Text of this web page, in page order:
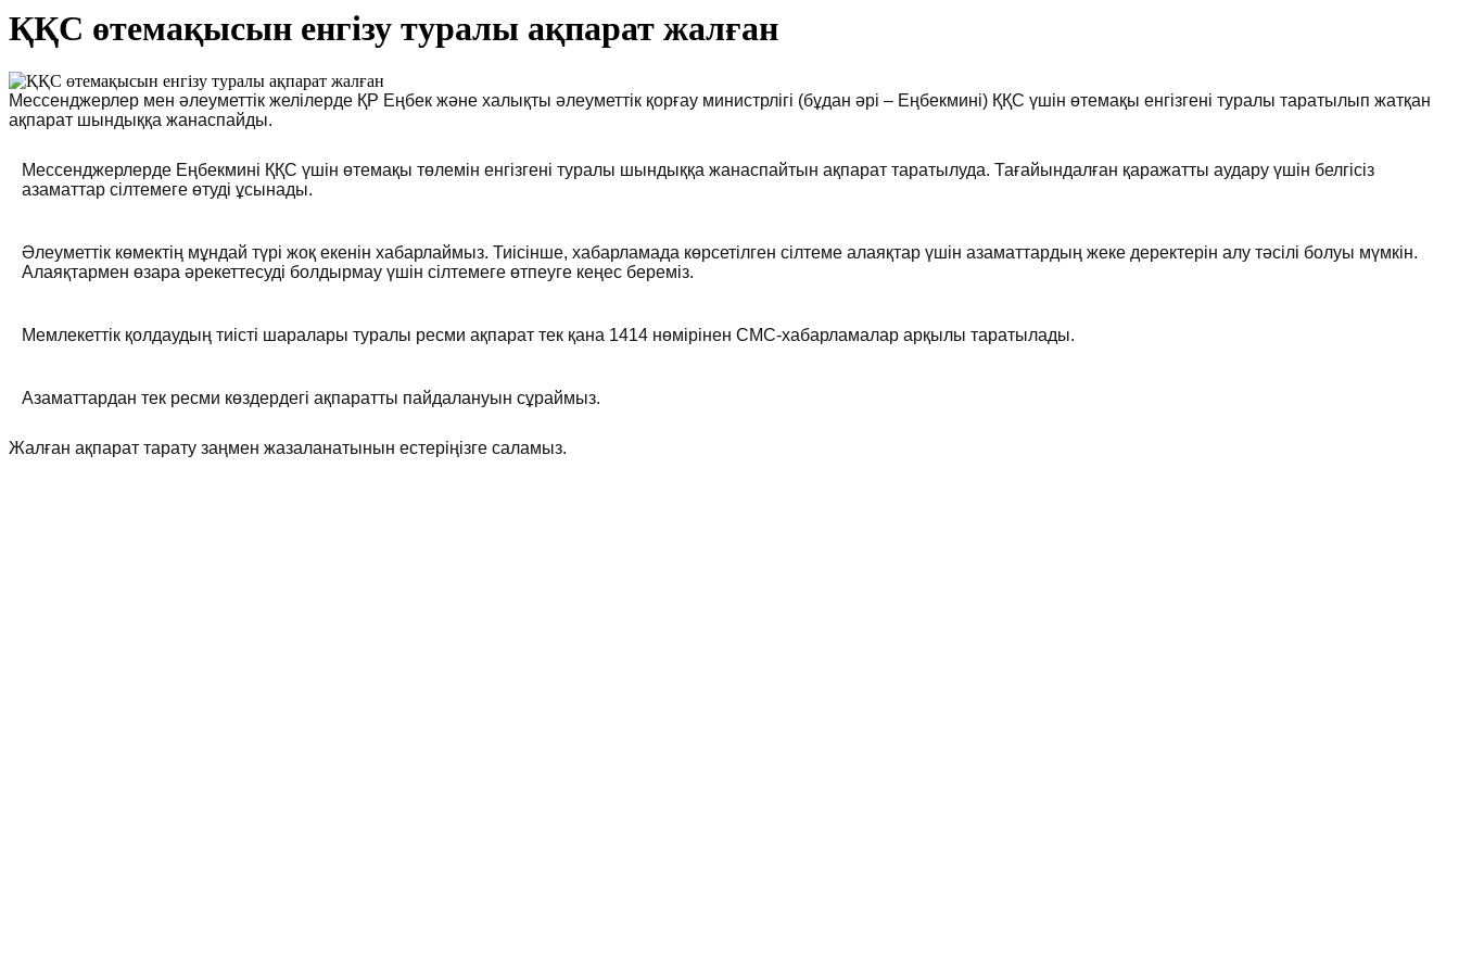
ҚҚС өтемақысын енгізу туралы ақпарат жалған
Мессенджерлер мен әлеуметтік желілерде ҚР Еңбек және халықты әлеуметтік қорғау министрлігі (бұдан әрі – Еңбекмині) ҚҚС үшін өтемақы енгізгені туралы таратылып жатқан
ақпарат шындыққа жанаспайды.
Мессенджерлерде Еңбекмині ҚҚС үшін өтемақы төлемін енгізгені туралы шындыққа жанаспайтын ақпарат таратылуда. Тағайындалған қаражатты аудару үшін белгісіз
азаматтар сілтемеге өтуді ұсынады.
Әлеуметтік көмектің мұндай түрі жоқ екенін хабарлаймыз. Тиісінше, хабарламада көрсетілген сілтеме алаяқтар үшін азаматтардың жеке деректерін алу тәсілі болуы мүмкін.
Алаяқтармен өзара әрекеттесуді болдырмау үшін сілтемеге өтпеуге кеңес береміз.
Мемлекеттік қолдаудың тиісті шаралары туралы ресми ақпарат тек қана 1414 нөмірінен СМС-хабарламалар арқылы таратылады.
Азаматтардан тек ресми көздердегі ақпаратты пайдалануын сұраймыз.
Жалған ақпарат тарату заңмен жазаланатынын естеріңізге саламыз.